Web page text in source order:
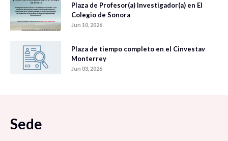
Plaza de Profesor(a) Investigador(a) en El
Colegio de Sonora
Jun 10, 2026
Plaza de tiempo completo en el Cinvestav
Monterrey
Jun 03, 2026
Sede